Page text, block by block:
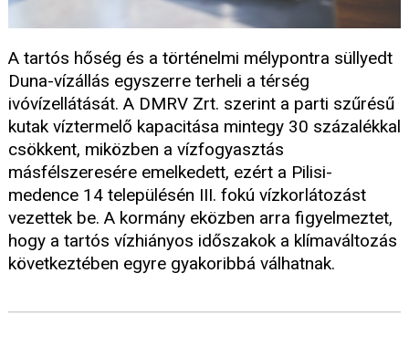
A tartós hőség és a történelmi mélypontra süllyedt
Duna-vízállás egyszerre terheli a térség
ivóvízellátását. A DMRV Zrt. szerint a parti szűrésű
kutak víztermelő kapacitása mintegy 30 százalékkal
csökkent, miközben a vízfogyasztás
másfélszeresére emelkedett, ezért a Pilisi-
medence 14 településén III. fokú vízkorlátozást
vezettek be. A kormány eközben arra figyelmeztet,
hogy a tartós vízhiányos időszakok a klímaváltozás
következtében egyre gyakoribbá válhatnak.